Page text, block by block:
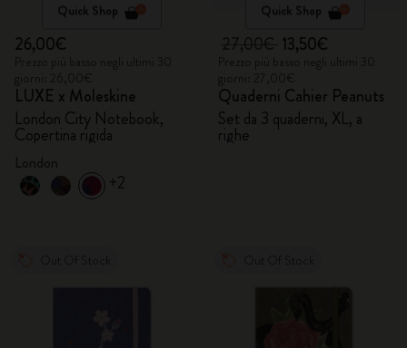
Quick Shop
26,00€
LUXE x Moleskine
London City Notebook,
Copertina rigida
+2
Quick Shop
13,50€
Quaderni Cahier Peanuts
Set da 3 quaderni, XL, a
righe